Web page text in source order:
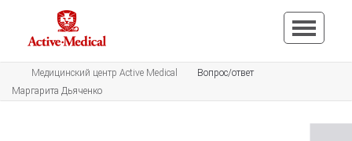
Медицинский центр Active Medical
Вопрос/ответ
Маргарита Дьяченко